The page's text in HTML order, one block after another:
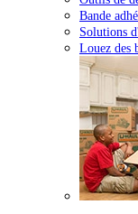
Bande
Solutions
Louez des